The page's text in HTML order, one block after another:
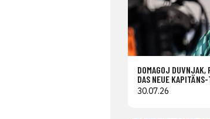
DOMAGOJ DUVNJAK,
DAS NEUE
30.07.26